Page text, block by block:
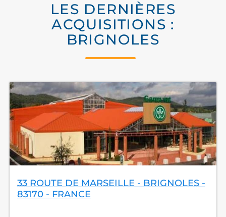
LES DERNIÈRES
ACQUISITIONS :
BRIGNOLES
33 ROUTE DE MARSEILLE - BRIGNOLES -
83170 - FRANCE